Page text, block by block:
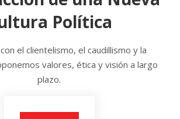
Política
el clientelismo, el caudillismo y la
valores, ética y visión a largo
plazo.